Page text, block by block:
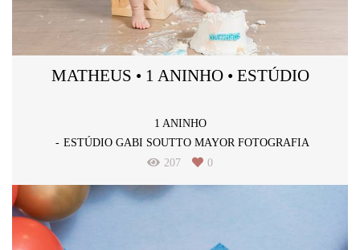
MATHEUS • 1 ANINHO • ESTÚDIO
1 ANINHO
ESTÚDIO GABI SOUTTO MAYOR FOTOGRAFIA
207
0